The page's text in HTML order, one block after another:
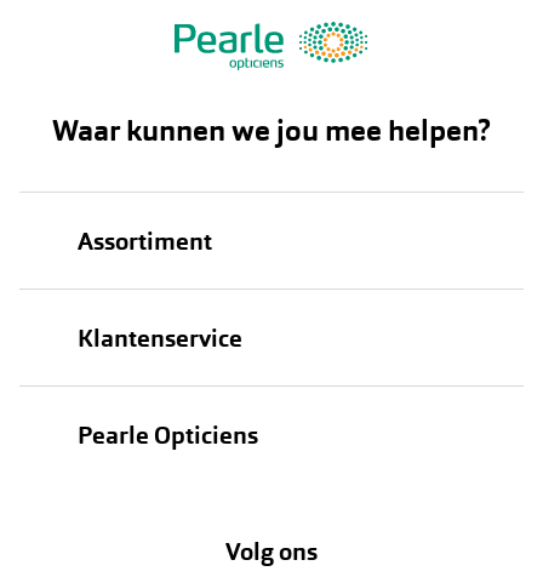
Waar kunnen we jou mee helpen?
Assortiment
Klantenservice
Verzending
Hier de overeenkomst ontbinden
Pearle Opticiens
Volg ons